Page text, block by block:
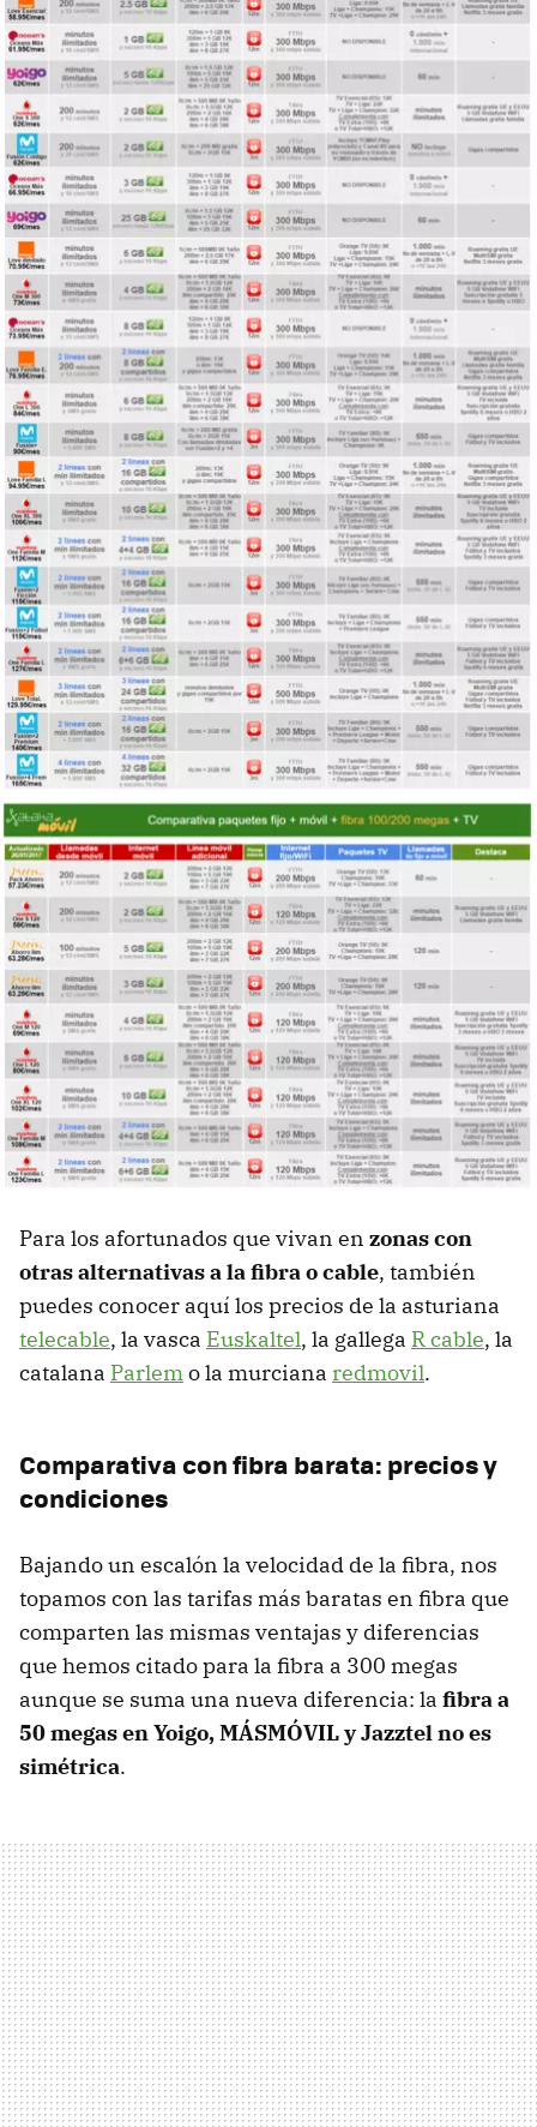
Para los afortunados que vivan en zonas con
otras alternativas a la fibra o cable, también
puedes conocer aquí los precios de la asturiana
telecable, la vasca Euskaltel, la gallega R cable, la
catalana Parlemo la murciana redmovil.
Comparativa con fibra barata: precios y
condiciones
Bajando un escalón la velocidad de la fibra, nos
topamos con las tarifas más baratas en fibra que
comparten las mismas ventajas y diferencias
que hemos citado para la fibra a 300 megas
aunque se suma una nueva diferencia: la fibra a
50 megas en Yoigo, MÁSMÓVIL y Jazztel no es
simétrica.